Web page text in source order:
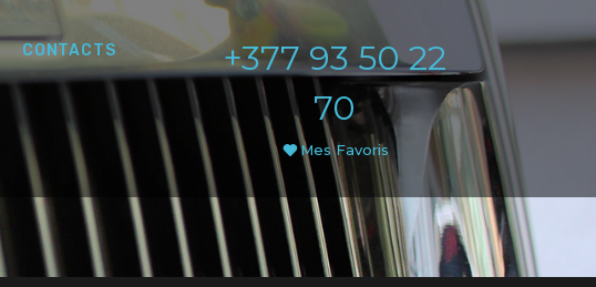
CONTACTS
+377 93 50 22
70
Mes Favoris